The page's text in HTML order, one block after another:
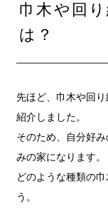
巾木や回
は？
先ほど、巾木や回
紹介しました。
そのため、自分好
みの家になります。
どのような種類の
う。